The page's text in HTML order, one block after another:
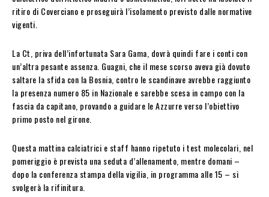
ritiro di Coverciano e proseguirà l’isolamento previsto dalle normative
vigenti.
La Ct, priva dell’infortunata Sara Gama, dovrà quindi fare i conti con
un’altra pesante assenza. Guagni, che il mese scorso aveva già dovuto
saltare la sfida con la Bosnia, contro le scandinave avrebbe raggiunto
la presenza numero 85 in Nazionale e sarebbe scesa in campo con la
fascia da capitano, provando a guidare le Azzurre verso l’obiettivo
primo posto nel girone.
Questa mattina calciatrici e staff hanno ripetuto i test molecolari, nel
pomeriggio è prevista una seduta d’allenamento, mentre domani –
dopo la conferenza stampa della vigilia, in programma alle 15 – si
svolgerà la rifinitura.